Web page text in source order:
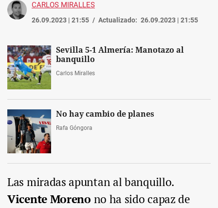
CARLOS MIRALLES
26.09.2023 | 21:55 Actualizado: 26.09.2023 | 21:55
Sevilla 5-1 Almería: Manotazo al
banquillo
Carlos Miralles
No hay cambio de planes
Rafa Góngora
Las miradas apuntan al banquillo.
Vicente Moreno no ha sido capaz de